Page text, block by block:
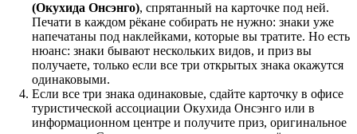
(Окухида Онсэнго), спрятанный на карточке под ней.
Печати в каждом рёкане собирать не нужно: знаки уже
напечатаны под наклейками, которые вы тратите. Но есть
нюанс: знаки бывают нескольких видов, и приз вы
получаете, только если все три открытых знака окажутся
одинаковыми.
Если все три знака одинаковые, сдайте карточку в офисе
туристической ассоциации Окухида Онсэнго или в
информационном центре и получите приз, оригинальное